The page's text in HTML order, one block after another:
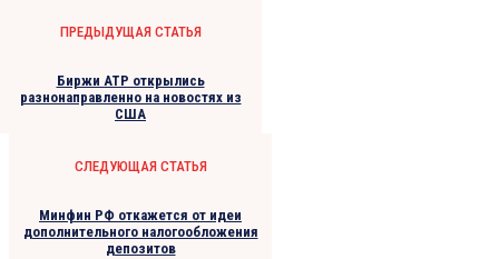
ПРЕДЫДУЩАЯ СТАТЬЯ
Биржи АТР открылись
разнонаправленно на новостях из
США
СЛЕДУЮЩАЯ СТАТЬЯ
Минфин РФ откажется от идеи
дополнительного налогообложения
депозитов